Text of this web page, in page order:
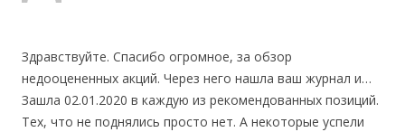
Здравствуйте. Спасибо огромное, за обзор
недооцененных акций. Через него нашла ваш журнал и…
Зашла 02.01.2020 в каждую из рекомендованных позиций.
Тех, что не поднялись просто нет. А некоторые успели